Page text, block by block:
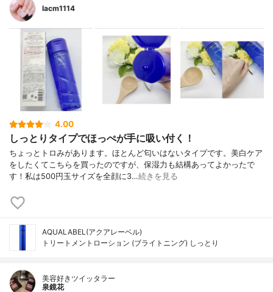
lacm1114
4.00
しっとりタイプでほっぺが手に吸い付く！
ちょっとトロみがあります。ほとんど匂いはないタイプです。美白ケア
をしたくてこちらを買ったのですが、保湿力も結構あってよかったで
す！私は500円玉サイズを全顔に3…続きを見る
AQUALABEL(アクアレーベル)
トリートメントローション (ブライトニング) しっとり
美容好きツイッタラー
泉鏡花